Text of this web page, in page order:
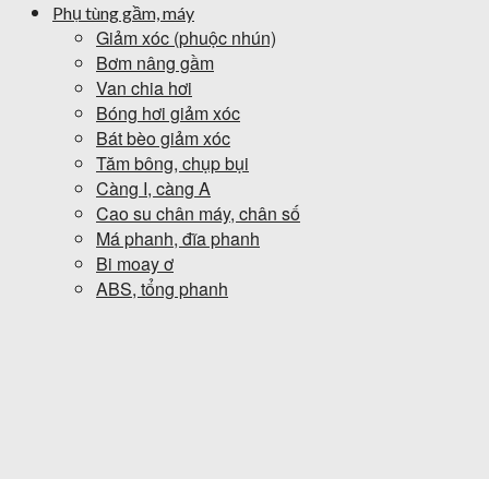
Phụ tùng gầm, máy
Giảm xóc (phuộc nhún)
Bơm nâng gầm
Van chia hơi
Bóng hơi giảm xóc
Bát bèo giảm xóc
Tăm bông, chụp bụi
Càng I, càng A
Cao su chân máy, chân số
Má phanh, đĩa phanh
Bi moay ơ
ABS, tổng phanh